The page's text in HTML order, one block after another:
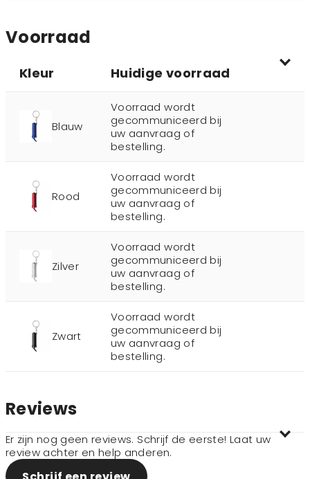
Voorraad
Kleur Huidige voorraad
Blauw
Voorraad wordt
gecommuniceerd bij
uw aanvraag of
bestelling.
Rood
Voorraad wordt
gecommuniceerd bij
uw aanvraag of
bestelling.
Zilver
Voorraad wordt
gecommuniceerd bij
uw aanvraag of
bestelling.
Zwart
Voorraad wordt
gecommuniceerd bij
uw aanvraag of
bestelling.
Reviews
Er zijn nog geen reviews. Schrijf de eerste! Laat uw
review achter en help anderen.